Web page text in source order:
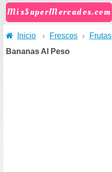
MisSuperMercados.com
Inicio Frescos Frutas
Bananas Al Peso